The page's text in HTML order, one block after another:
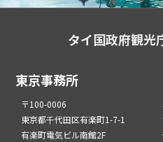
タイ国政府観光
東京事務所
〒100-0006
東京都千代田区有楽町1-7-1
有楽町電気ビル南館2F